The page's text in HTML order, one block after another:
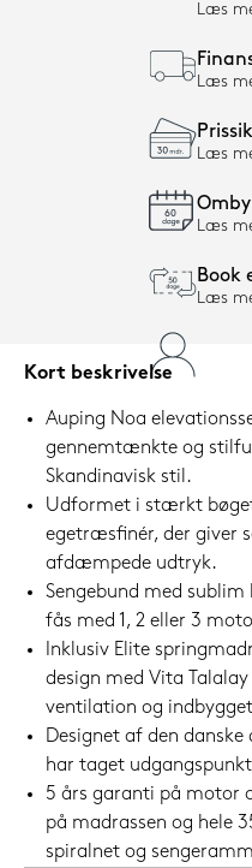
Læs
Læs
Læs
Læs
Book
Læs
Kort beskrivelse
Auping Noa
gennemtænkte og
Skandinavisk stil.
Udformet i stærkt
egetræsfinér, der giver
afdæmpede udtryk.
Sengebund med
fås med 1, 2 eller 3
Inklusiv Elite
design med Vita
ventilation og
Designet af den
har taget
5 års garanti på motor
på madrassen og hele
spiralnet og